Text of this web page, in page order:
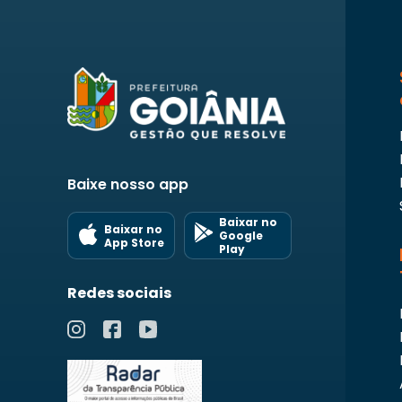
Baixe nosso app
Baixar no
App Store
Baixar no
Google
Play
Redes sociais